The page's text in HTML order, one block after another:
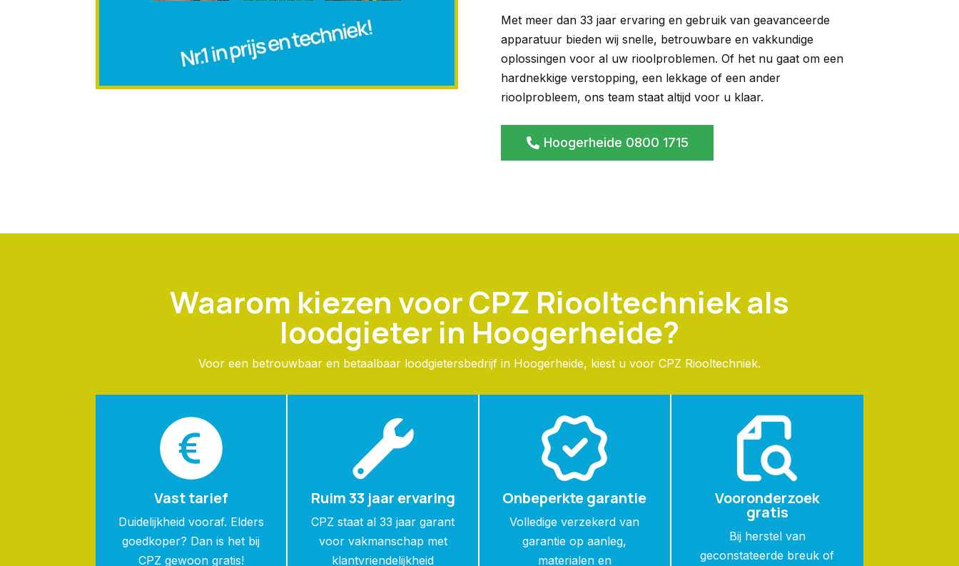
Met meer dan 33 jaar ervaring en gebruik van geavanceerde
apparatuur bieden wij snelle, betrouwbare en vakkundige
oplossingen voor al uw rioolproblemen. Of het nu gaat om een
hardnekkige verstopping, een lekkage of een ander
rioolprobleem, ons team staat altijd voor u klaar.
Hoogerheide 0800 1715
Waarom kiezen voor CPZ Riooltechniek als
loodgieter in Hoogerheide?
Voor een betrouwbaar en betaalbaar loodgietersbedrijf in Hoogerheide, kiest u voor CPZ Riooltechniek.
Vast tarief
Duidelijkheid vooraf. Elders
goedkoper? Dan is het bij
CPZ gewoon gratis!
Ruim 33 jaar ervaring
CPZ staat al 33 jaar garant
voor vakmanschap met
klantvriendelijkheid
Onbeperkte garantie
Volledige verzekerd van
garantie op aanleg,
materialen en
Vooronderzoek
gratis
Bij herstel van
geconstateerde breuk of